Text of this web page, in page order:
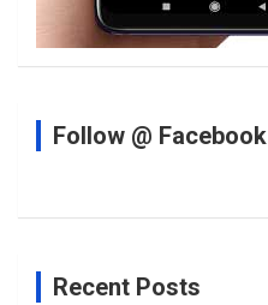
Follow @ Facebook
Recent Posts